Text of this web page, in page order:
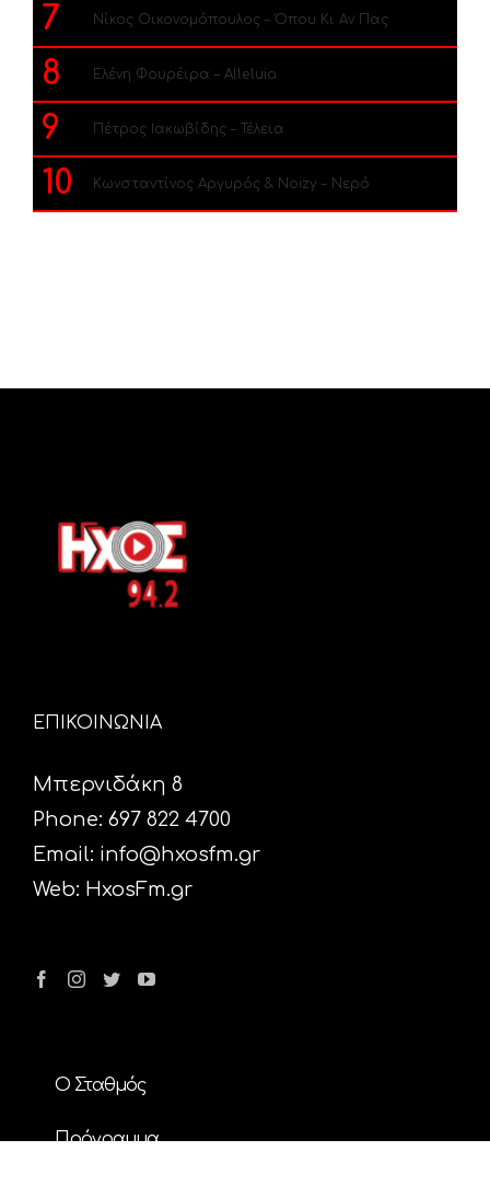
7 Νίκος Οικονομόπουλος – Όπου Κι Αν Πας
8 Ελένη Φουρέιρα – Alleluia
9 Πέτρος Ιακωβίδης – Τέλεια
10 Κωνσταντίνος Αργυρός & Noizy – Νερό
ΕΠΙΚΟΙΝΩΝΙΑ
Μπερνιδάκη 8
Phone: 697 822 4700
Email: info@hxosfm.gr
Web: HxosFm.gr
Ο Σταθμός
Πρόγραμμα